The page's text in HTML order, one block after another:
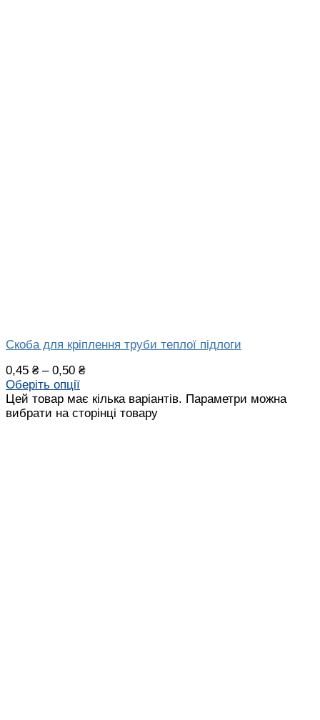
Скоба для кріплення труби теплої підлоги
0,45 ₴– 0,50 ₴
Оберіть опції
Цей товар має кілька варіантів. Параметри можна
вибрати на сторінці товару